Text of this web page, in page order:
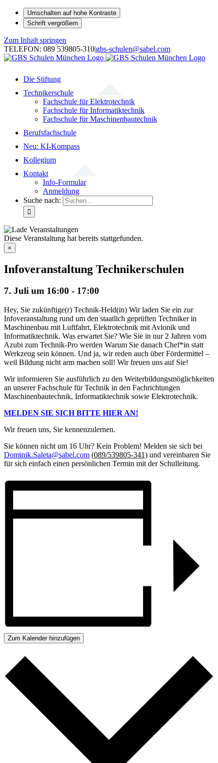
Umschalten auf hohe Kontraste
Schrift vergrößern
Zum Inhalt springen
TELEFON: 089 539805-310|gbs-schulen@sabel.com
Die Stiftung
Technikerschule
Fachschule für Elektrotechnik
Fachschule für Informatiktechnik
Fachschule für Maschinenbautechnik
Berufsfachschule
Neu: KI-Kompass
Kollegium
Kontakt
Info-Formular
Anmeldung
Suche nach:
Diese Veranstaltung hat bereits stattgefunden.
×
Infoveranstaltung Technikerschulen
7. Juli um 16:00 - 17:00
Hey, Sie zukünftige(r) Technik-Held(in) Wir laden Sie ein zur
Infoveranstaltung rund um den staatlich geprüften Techniker in
Maschinenbau mit Luftfahrt, Elektrotechnik mit Avionik und
Informatiktechnik. Was erwartet Sie? Wie Sie in nur 2 Jahren vom
Azubi zum Technik-Pro werden Warum Sie danach Chef*in statt
Werkzeug sein können. Und ja, wir reden auch über Fördermittel –
weil Bildung nicht arm machen soll! Wir freuen uns auf Sie!
Wir informieren Sie ausführlich zu den Weiterbildungsmöglichkeiten
an unserer Fachschule für Technik in den Fachrichtungen
Maschinenbautechnik, Informatiktechnik sowie Elektrotechnik.
MELDEN SIE SICH BITTE HIER AN!
Wir freuen uns, Sie kennenzulernen.
Sie können nicht um 16 Uhr? Kein Problem! Melden sie sich bei
Dominik.Saleta@sabel.com (089/539805-341) und vereinbaren Sie
für sich einfach einen persönlichen Termin mit der Schulleitung.
Zum Kalender hinzufügen